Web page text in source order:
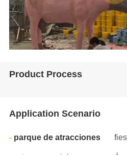
Product Process
Application Scenario
parque de atracciones